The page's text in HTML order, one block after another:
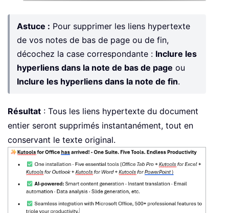
Astuce : Pour supprimer les liens hypertexte
de vos notes de bas de page ou de fin,
décochez la case correspondante : Inclure les
hyperliens dans la note de bas de page ou
Inclure les hyperliens dans la note de fin.
Résultat : Tous les liens hypertexte du document
entier seront supprimés instantanément, tout en
conservant le texte original.